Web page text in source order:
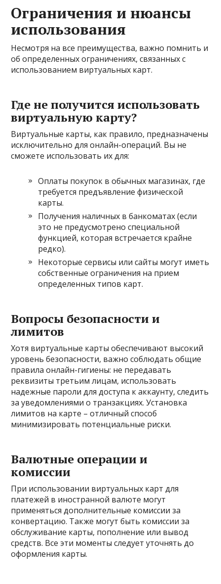
Ограничения и нюансы
использования
Несмотря на все преимущества, важно помнить и
об определенных ограничениях, связанных с
использованием виртуальных карт.
Где не получится использовать
виртуальную карту?
Виртуальные карты, как правило, предназначены
исключительно для онлайн-операций. Вы не
сможете использовать их для:
Оплаты покупок в обычных магазинах, где
требуется предъявление физической
карты.
Получения наличных в банкоматах (если
это не предусмотрено специальной
функцией, которая встречается крайне
редко).
Некоторые сервисы или сайты могут иметь
собственные ограничения на прием
определенных типов карт.
Вопросы безопасности и
лимитов
Хотя виртуальные карты обеспечивают высокий
уровень безопасности, важно соблюдать общие
правила онлайн-гигиены: не передавать
реквизиты третьим лицам, использовать
надежные пароли для доступа к аккаунту, следить
за уведомлениями о транзакциях. Установка
лимитов на карте – отличный способ
минимизировать потенциальные риски.
Валютные операции и
комиссии
При использовании виртуальных карт для
платежей в иностранной валюте могут
применяться дополнительные комиссии за
конвертацию. Также могут быть комиссии за
обслуживание карты, пополнение или вывод
средств. Все эти моменты следует уточнять до
оформления карты.